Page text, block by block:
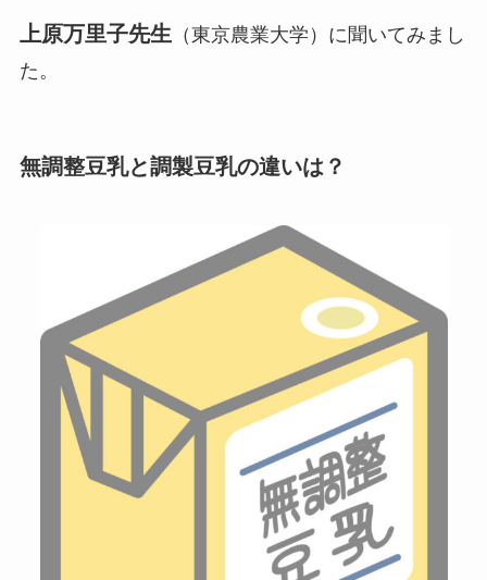
上原万里子先生 （東京農業大学）に聞いてみまし
た。
無調整豆乳と調製豆乳の違いは？